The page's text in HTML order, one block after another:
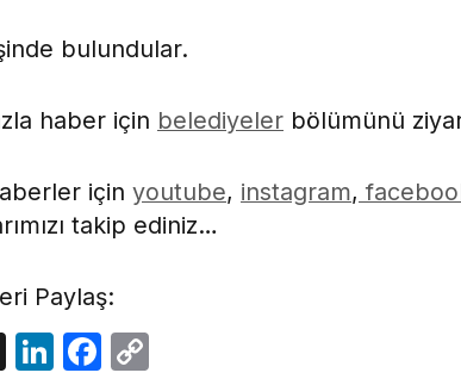
bulundular.
haber için belediyeler bölümünü
için youtube, instagram,
takip ediniz…
Paylaş:
X LinkedIn
Facebook